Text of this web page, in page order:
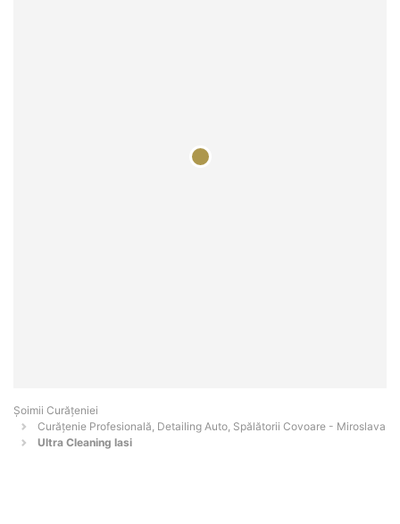
Șoimii Curățeniei
Curățenie Profesională, Detailing Auto, Spălătorii Covoare - Miroslava
Ultra Cleaning Iasi